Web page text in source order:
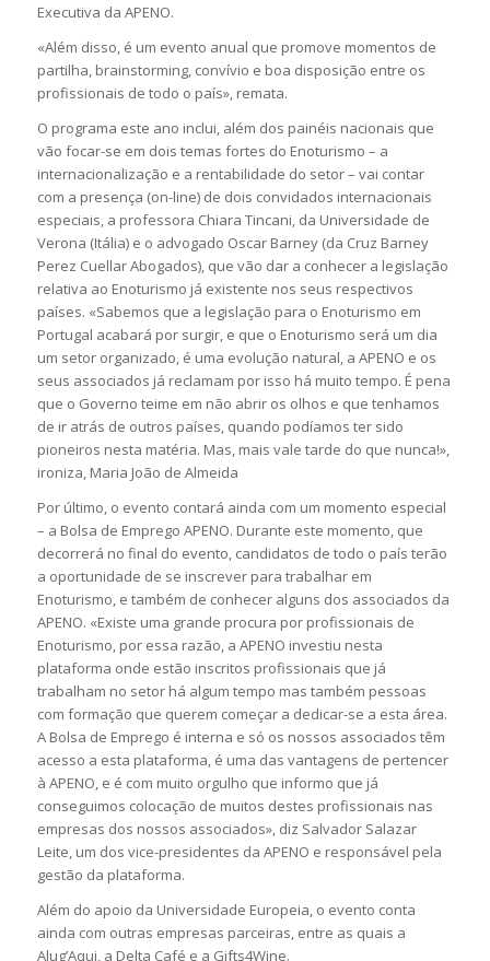
Executiva da APENO.
«Além disso, é um evento anual que promove momentos de
partilha, brainstorming, convívio e boa disposição entre os
profissionais de todo o país», remata.
O programa este ano inclui, além dos painéis nacionais que
vão focar-se em dois temas fortes do Enoturismo – a
internacionalização e a rentabilidade do setor – vai contar
com a presença (on-line) de dois convidados internacionais
especiais, a professora Chiara Tincani, da Universidade de
Verona (Itália) e o advogado Oscar Barney (da Cruz Barney
Perez Cuellar Abogados), que vão dar a conhecer a legislação
relativa ao Enoturismo já existente nos seus respectivos
países. «Sabemos que a legislação para o Enoturismo em
Portugal acabará por surgir, e que o Enoturismo será um dia
um setor organizado, é uma evolução natural, a APENO e os
seus associados já reclamam por isso há muito tempo. É pena
que o Governo teime em não abrir os olhos e que tenhamos
de ir atrás de outros países, quando podíamos ter sido
pioneiros nesta matéria. Mas, mais vale tarde do que nunca!»,
ironiza, Maria João de Almeida
Por último, o evento contará ainda com um momento especial
– a Bolsa de Emprego APENO. Durante este momento, que
decorrerá no final do evento, candidatos de todo o país terão
a oportunidade de se inscrever para trabalhar em
Enoturismo, e também de conhecer alguns dos associados da
APENO. «Existe uma grande procura por profissionais de
Enoturismo, por essa razão, a APENO investiu nesta
plataforma onde estão inscritos profissionais que já
trabalham no setor há algum tempo mas também pessoas
com formação que querem começar a dedicar-se a esta área.
A Bolsa de Emprego é interna e só os nossos associados têm
acesso a esta plataforma, é uma das vantagens de pertencer
à APENO, e é com muito orgulho que informo que já
conseguimos colocação de muitos destes profissionais nas
empresas dos nossos associados», diz Salvador Salazar
Leite, um dos vice-presidentes da APENO e responsável pela
gestão da plataforma.
Além do apoio da Universidade Europeia, o evento conta
ainda com outras empresas parceiras, entre as quais a
Alug’Aqui, a Delta Café e a Gifts4Wine.